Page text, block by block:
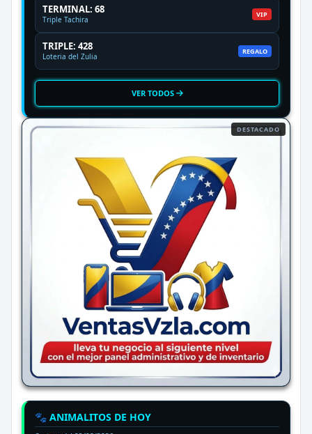
TERMINAL: 68
Triple Tachira
VIP
TRIPLE: 428
Loteria del Zulia
REGALO
VER TODOS
DESTACADO
🐾 ANIMALITOS DE HOY